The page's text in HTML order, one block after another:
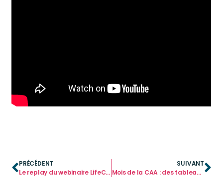
PRÉCÉDENT
Le replay du webinaire LifeCompanion du 6/10 est disponible !
SUIVANT
Mois de la CAA : des tableaux de communication en pictogrammes